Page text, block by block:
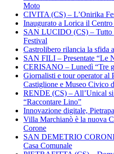
Moto
CIVITA (CS) – L’Onirika
Inaugurato a Lorica il
SAN LUCIDO (CS) – Tutto
Festival
Castrolibero rilancia la sfida
SAN FILI – Presentate “Le
CERISANO – Lunedì “Tre
Giornalisti e tour operator al
Castiglione e Museo Civico
RENDE (CS) – All’Unical si
“Raccontare Lino”
Innovazione digitale,
Villa Marchianò è la nuova
Corone
SAN DEMETRIO
Casa Comunale